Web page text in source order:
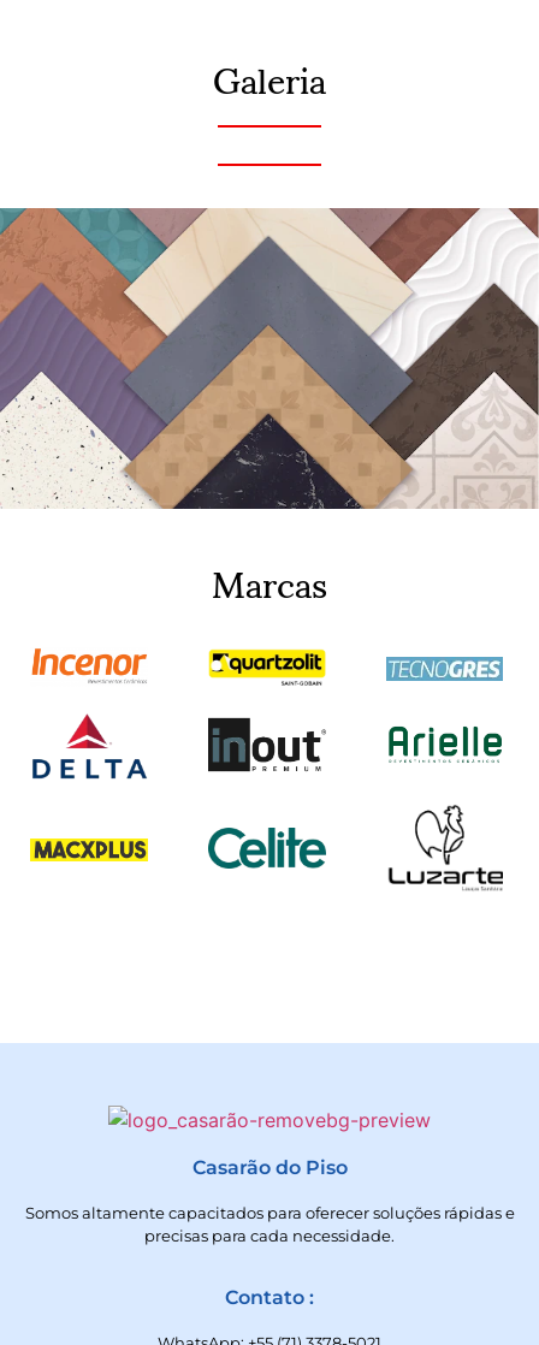
Galeria
Marcas
Casarão do Piso
Somos altamente capacitados para oferecer soluções rápidas e
precisas para cada necessidade.
Contato :